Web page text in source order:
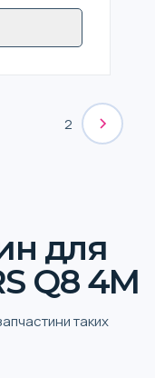
2
для
Q8 4M
таких